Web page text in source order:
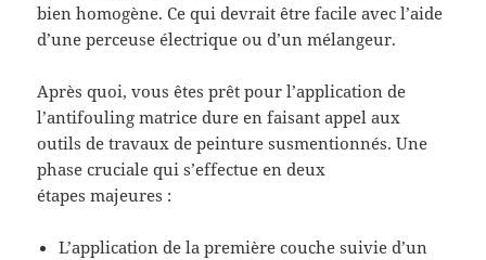
bien homogène. Ce qui devrait être facile avec l’aide
d’une perceuse électrique ou d’un mélangeur.
Après quoi, vous êtes prêt pour l’application de
l’antifouling matrice dure en faisant appel aux
outils de travaux de peinture susmentionnés. Une
phase cruciale qui s’effectue en deux
étapes majeures :
L’application de la première couche suivie d’un